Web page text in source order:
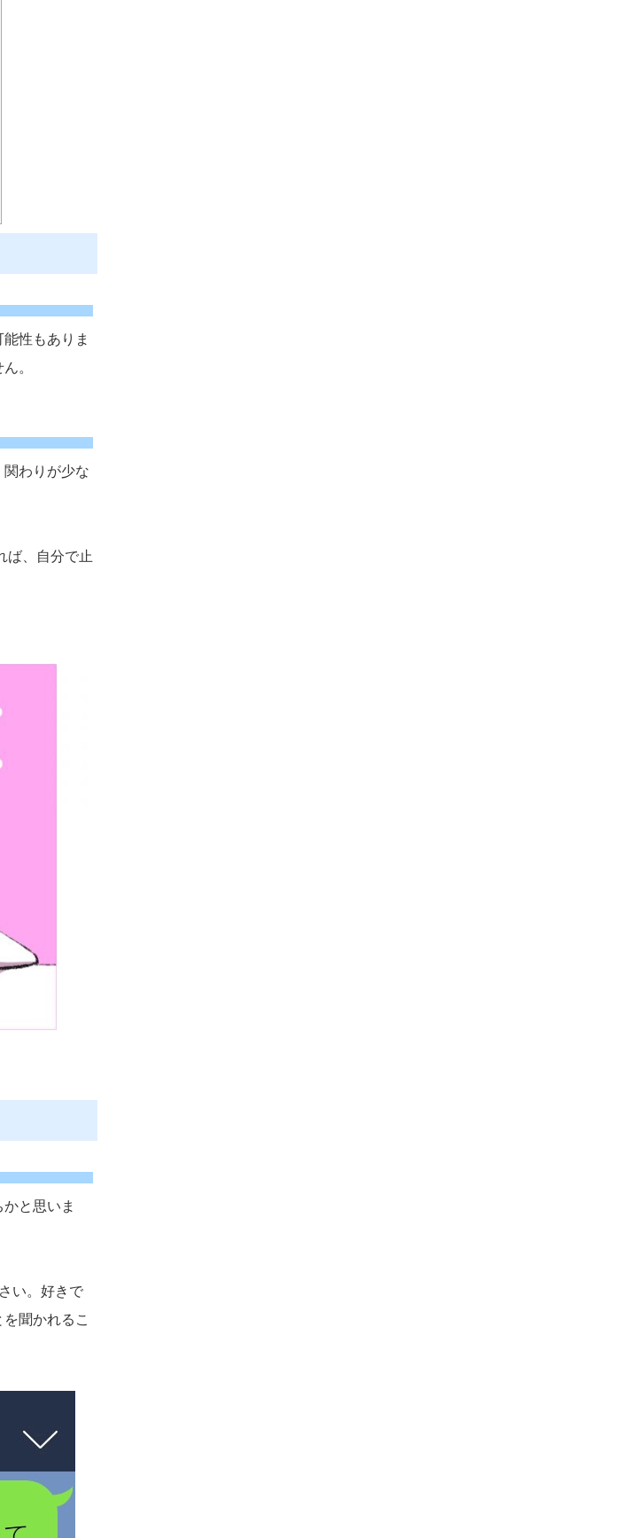
性もありま
。
わりが少な
ば、自分で止
と思いま
い。好きで
聞かれるこ